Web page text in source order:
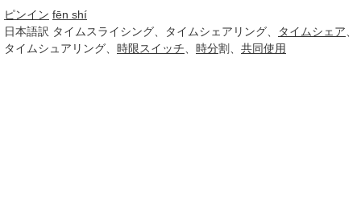
ピンイン fēn shí
日本語訳 タイムスライシング、タイムシェアリング、 タイムシェア
タイムシュアリング、 時限スイッチ 時分割、 共同使用